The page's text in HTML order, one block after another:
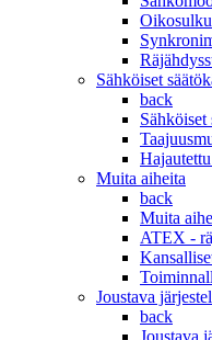
Sähköiset
back
Sähköiset
Muita aiheita
back
Muita
ATEX -
Joustava
back
Joustava